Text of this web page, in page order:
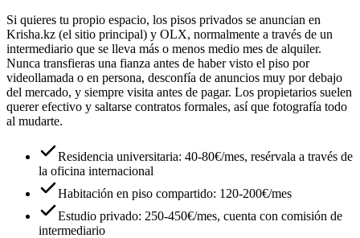
Si quieres tu propio espacio, los pisos privados se anuncian en
Krisha.kz (el sitio principal) y OLX, normalmente a través de un
intermediario que se lleva más o menos medio mes de alquiler.
Nunca transfieras una fianza antes de haber visto el piso por
videollamada o en persona, desconfía de anuncios muy por debajo
del mercado, y siempre visita antes de pagar. Los propietarios suelen
querer efectivo y saltarse contratos formales, así que fotografía todo
al mudarte.
Residencia universitaria: 40-80€/mes, resérvala a través de
la oficina internacional
Habitación en piso compartido: 120-200€/mes
Estudio privado: 250-450€/mes, cuenta con comisión de
intermediario